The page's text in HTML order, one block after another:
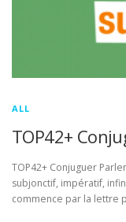
ALL
TOP42+
TOP42+ Conjuguer
subjonctif, impératif,
commence par la lettre